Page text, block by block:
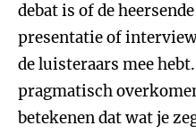
debat is of de
presentatie of
de luisteraars mee
pragmatisch
betekenen dat wat je